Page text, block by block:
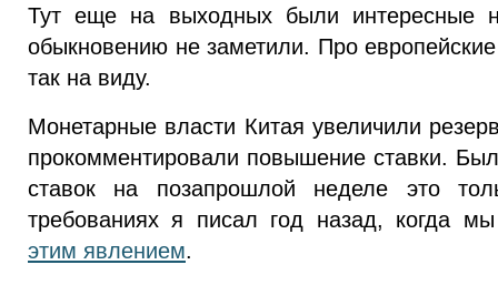
Тут еще на выходных были интересные
обыкновению не заметили. Про
так на виду.
Монетарные власти Китая увеличили
прокомментировали повышение ставки.
ставок на позапрошлой неделе это
требованиях я писал год назад, когда
этим явлением.